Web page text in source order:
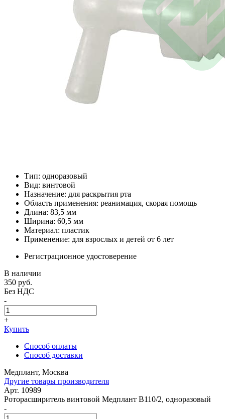
Тип: одноразовый
Вид: винтовой
Назначение: для раскрытия рта
Область применения: реанимация, скорая помощь
Длина: 83,5 мм
Ширина: 60,5 мм
Материал: пластик
Применение: для взрослых и детей от 6 лет
Регистрационное удостоверение
В наличии
350 руб.
Без НДС
-
+
Купить
Способ оплаты
Способ доставки
Медплант, Москва
Другие товары производителя
Арт. 10989
Роторасширитель винтовой Медплант В110/2, одноразовый
-